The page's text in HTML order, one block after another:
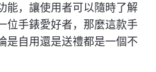
能，讓使用者可以隨時了解
位手錶愛好者，那麼這款手
是自用還是送禮都是一個不